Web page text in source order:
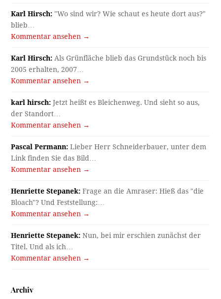
Karl Hirsch: "Wo sind wir? Wie schaut es heute dort aus?"
blieb…
Kommentar ansehen →
Karl Hirsch: Als Grünfläche blieb das Grundstück noch bis
2005 erhalten, 2007…
Kommentar ansehen →
karl hirsch: Jetzt heißt es Bleichenweg. Und sieht so aus,
der Standort…
Kommentar ansehen →
Pascal Permann: Lieber Herr Schneiderbauer, unter dem
Link finden Sie das Bild…
Kommentar ansehen →
Henriette Stepanek: Frage an die Amraser: Hieß das "die
Bloach"? Und Feststellung:…
Kommentar ansehen →
Henriette Stepanek: Nun, bei mir erschien zunächst der
Titel. Und als ich…
Kommentar ansehen →
Archiv